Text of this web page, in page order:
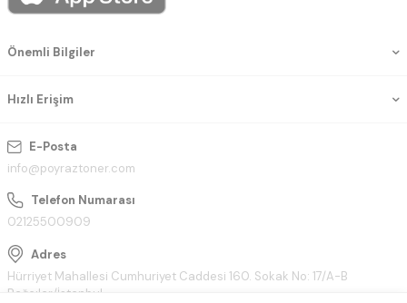
E-Posta
info@poyraztoner.com
Telefon Numarası
02125500909
Adres
Hürriyet Mahallesi Cumhuriyet Caddesi 160. Sokak No: 17/A-B
Bağcılar/İstanbul
Önemli Bilgiler
Hızlı Erişim